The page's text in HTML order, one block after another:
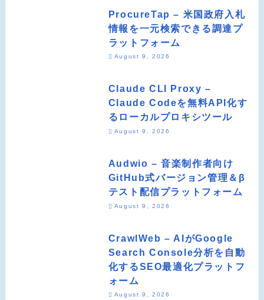
ProcureTap – 米国政府入札
情報を一元検索できる調達プ
ラットフォーム
August 9, 2026
Claude CLI Proxy –
Claude Codeを無料API化す
るローカルプロキシツール
August 9, 2026
Audwio – 音楽制作者向け
GitHub式バージョン管理＆β
テスト配信プラットフォーム
August 9, 2026
CrawlWeb – AIがGoogle
Search Console分析を自動
化するSEO最適化プラットフ
ォーム
August 9, 2026